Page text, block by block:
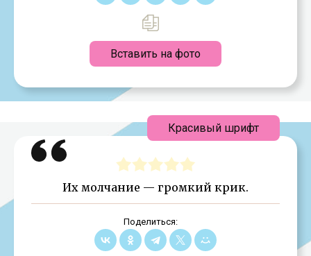
Вставить на фото
Их молчание — громкий крик.
Поделиться:
Красивый шрифт